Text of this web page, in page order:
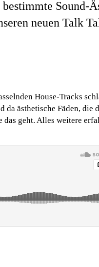
Sound-
neuen Talk
House-Tracks
da ästhetische Fäden, die
das geht. Alles weitere